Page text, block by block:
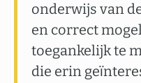
onderwijs van
en correct
toegankelijk te
die erin